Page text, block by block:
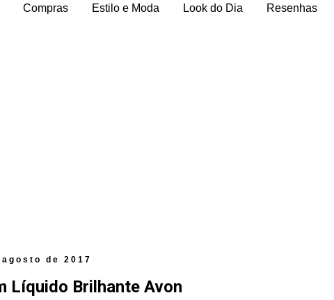
Compras Estilo e Moda Look do Dia Resenhas
de 2017
Líquido Brilhante Avon